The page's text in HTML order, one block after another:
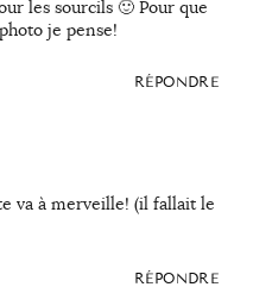
les sourcils 🙂 Pour que
je pense!
RÉPONDRE
va à merveille! (il fallait le
RÉPONDRE